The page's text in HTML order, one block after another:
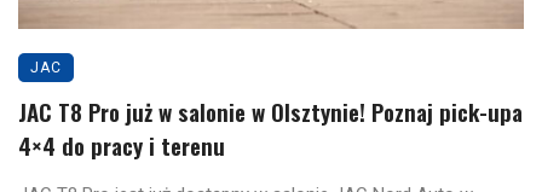
JAC
JAC T8 Pro już w salonie w Olsztynie! Poznaj pick-upa
4×4 do pracy i terenu